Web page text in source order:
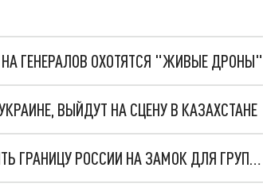
ГЕНЕРАЛОВ ОХОТЯТСЯ "ЖИВЫЕ ДРОНЫ"
ВЫЙДУТ НА СЦЕНУ В КАЗАХСТАНЕ
ФСБ РАССМОТРИТ ПРЕДЛОЖЕНИЕ ГОСДУМЫ ЗАКРЫТЬ ГРАНИЦУ РОССИИ НА ЗАМОК ДЛЯ ГРУППЫ "БИ-2"